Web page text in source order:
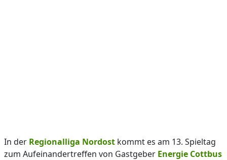
In der Regionalliga Nordost kommt es am 13. Spieltag
zum Aufeinandertreffen von Gastgeber Energie Cottbus